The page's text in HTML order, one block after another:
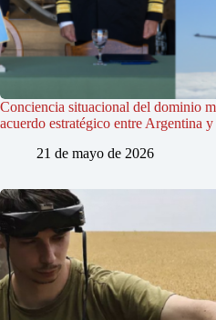
Conciencia situacional del dominio
acuerdo estratégico entre Argentina
21 de mayo de 2026